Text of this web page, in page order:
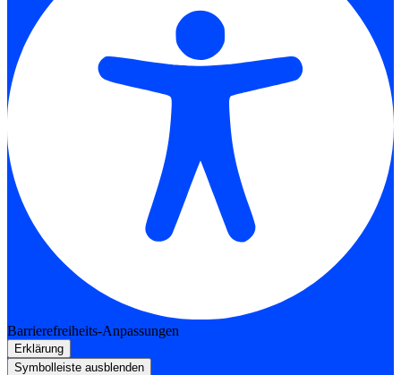
Barrierefreiheits-Anpassungen
Erklärung
Symbolleiste ausblenden